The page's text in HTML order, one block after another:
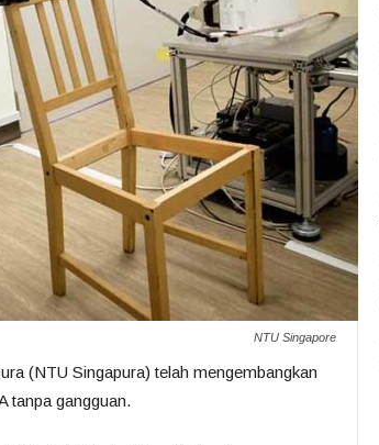
NTU Singapore
(NTU Singapura) telah mengembangkan
tanpa gangguan.